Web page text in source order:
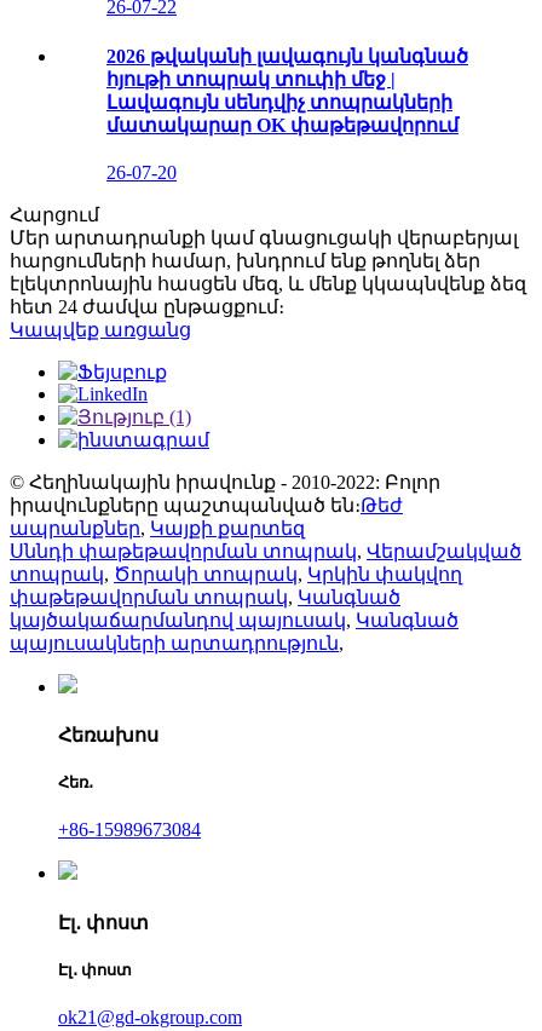
26-07-22
2026 թվականի լավագույն կանգնած
հյութի տոպրակ տուփի մեջ |
Լավագույն սենդվիչ տոպրակների
մատակարար OK փաթեթավորում
26-07-20
Հարցում
Մեր արտադրանքի կամ գնացուցակի վերաբերյալ
հարցումների համար, խնդրում ենք թողնել ձեր
էլեկտրոնային հասցեն մեզ, և մենք կկապնվենք ձեզ
հետ 24 ժամվա ընթացքում։
Կապվեք առցանց
© Հեղինակային իրավունք - 2010-2022: Բոլոր
իրավունքները պաշտպանված են։Թեժ
ապրանքներ, Կայքի քարտեզ
Սննդի փաթեթավորման տոպրակ, Վերամշակված
տոպրակ, Ծորակի տոպրակ, Կրկին փակվող
փաթեթավորման տոպրակ, Կանգնած
կայծակաճարմանդով պայուսակ, Կանգնած
պայուսակների արտադրություն,
Հեռախոս
Հեռ․
+86-15989673084
Էլ․ փոստ
Էլ․ փոստ
ok21@gd-okgroup.com